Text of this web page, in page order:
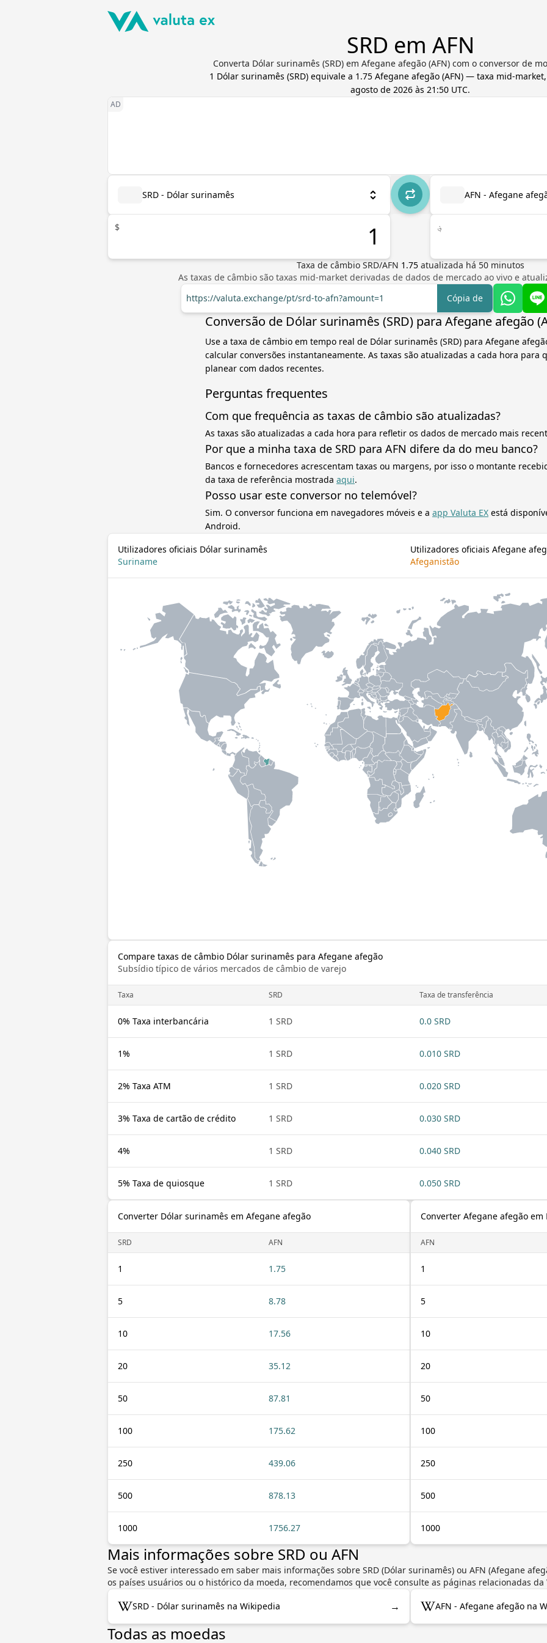
SRD em AFN
Converta Dólar surinamês (SRD) em Afegane afegão (AFN) com o conversor de
1 Dólar surinamês (SRD) equivale a 1.75 Afegane afegão(AFN) — taxa mid-
agosto de 2026 às 21:50 UTC.
SRD - Dólar surinamês
$
AFN - Afegane
؋
Taxa de câmbio SRD/AFN 1.75 atualizada há 50minutos
As taxas de câmbio são taxas mid-market derivadas de dados de mercado ao vivo e
https://valuta.exchange/pt/srd-to-afn?amount=1
Cópia de
Conversão de Dólar surinamês (SRD) para Afegane afegão
Use a taxa de câmbio em tempo real de Dólar surinamês (SRD) para Afegane
calcular conversões instantaneamente. As taxas são atualizadas a cada hora para
planear com dados recentes.
Perguntas frequentes
Com que frequência as taxas de câmbio são atualizadas?
As taxas são atualizadas a cada hora para refletir os dados de mercado mais
Por que a minha taxa de SRD para AFN difere da do meu banco?
Bancos e fornecedores acrescentam taxas ou margens, por isso o montante
da taxa de referência mostrada aqui.
Posso usar este conversor no telemóvel?
Sim. O conversor funciona em navegadores móveis e a app Valuta EX está
Android.
Utilizadores oficiais Dólar surinamês
Suriname
Utilizadores oficiais Afegane
Afeganistão
Compare taxas de câmbio Dólar surinamês para Afegane afegão
Subsídio típico de vários mercados de câmbio de varejo
Taxa SRD Taxa de transferência
0% Taxa interbancária 1 SRD 0.0 SRD
1% 1 SRD 0.010 SRD
2% Taxa ATM 1 SRD 0.020 SRD
3% Taxa de cartão de crédito 1 SRD 0.030 SRD
4% 1 SRD 0.040 SRD
5% Taxa de quiosque 1 SRD 0.050 SRD
Converter Dólar surinamês em Afegane afegão
SRD AFN
1 1.75
5 8.78
10 17.56
20 35.12
50 87.81
100 175.62
250 439.06
500 878.13
1000 1756.27
Converter Afegane afegão
AFN
1
5
10
20
50
100
250
500
1000
Mais informações sobre SRD ou AFN
Se você estiver interessado em saber mais informações sobre SRD (Dólar surinamês) ou AFN (Afegane
os países usuários ou o histórico da moeda, recomendamos que você consulte as páginas relacionadas da
SRD - Dólar surinamês na Wikipedia → AFN - Afegane afegão na
Todas as moedas